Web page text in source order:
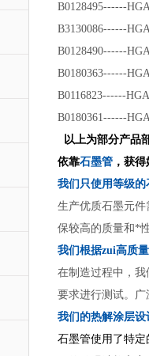
B0128495------
B3130086------
B0128490------
B0180363------
B0116823------
B0180361------
以上为部分产品
依靠石墨管 ，获
我们只
生产优质石墨元
保较高的质量和*
我们根据zui
在制造过程中，
要求进行测试。
我们的热解
石墨管使用了特